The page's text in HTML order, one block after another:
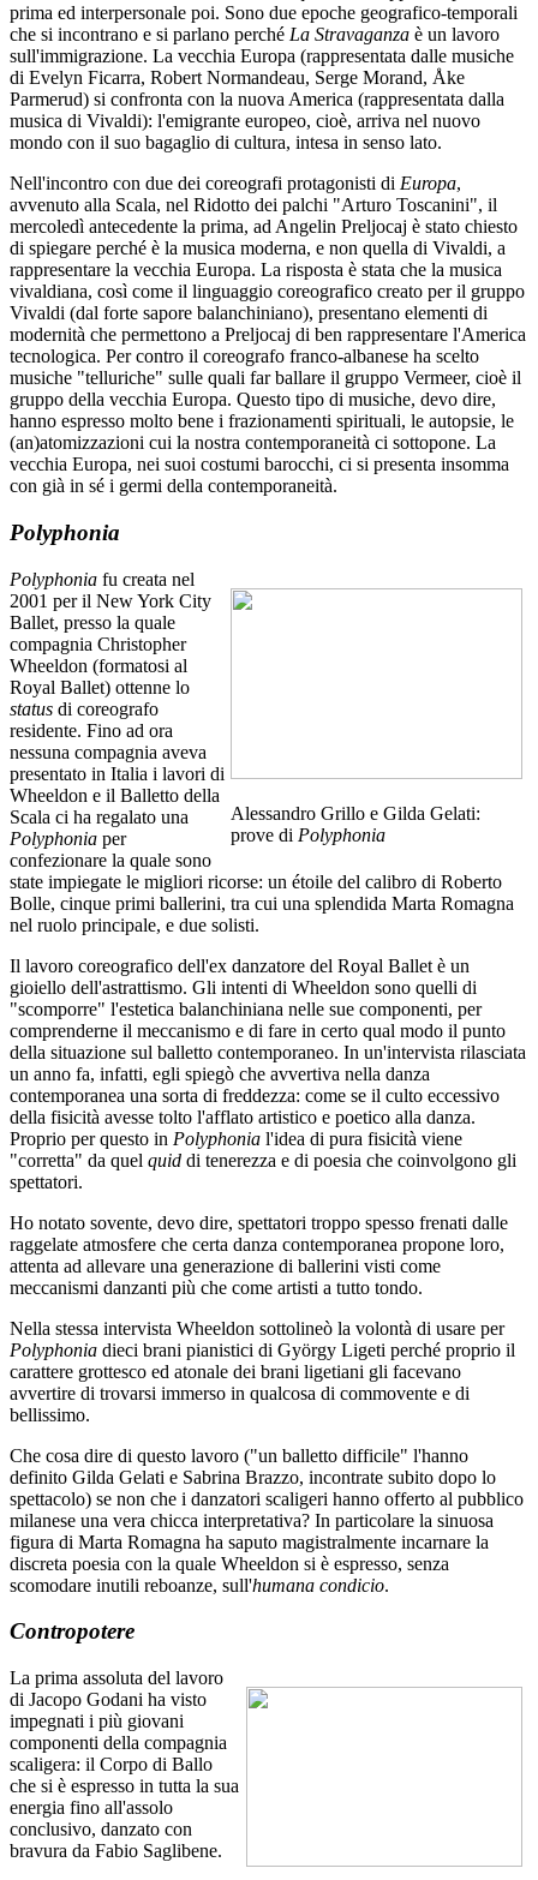
prima ed interpersonale poi. Sono due epoche geografico-temporali
che si incontrano e si parlano perché La Stravaganza è un lavoro
sull'immigrazione. La vecchia Europa (rappresentata dalle musiche
di Evelyn Ficarra, Robert Normandeau, Serge Morand, Åke
Parmerud) si confronta con la nuova America (rappresentata dalla
musica di Vivaldi): l'emigrante europeo, cioè, arriva nel nuovo
mondo con il suo bagaglio di cultura, intesa in senso lato.
Nell'incontro con due dei coreografi protagonisti di Europa,
avvenuto alla Scala, nel Ridotto dei palchi "Arturo Toscanini", il
mercoledì antecedente la prima, ad Angelin Preljocaj è stato chiesto
di spiegare perché è la musica moderna, e non quella di Vivaldi, a
rappresentare la vecchia Europa. La risposta è stata che la musica
vivaldiana, così come il linguaggio coreografico creato per il gruppo
Vivaldi (dal forte sapore balanchiniano), presentano elementi di
modernità che permettono a Preljocaj di ben rappresentare l'America
tecnologica. Per contro il coreografo franco-albanese ha scelto
musiche "telluriche" sulle quali far ballare il gruppo Vermeer, cioè il
gruppo della vecchia Europa. Questo tipo di musiche, devo dire,
hanno espresso molto bene i frazionamenti spirituali, le autopsie, le
(an)atomizzazioni cui la nostra contemporaneità ci sottopone. La
vecchia Europa, nei suoi costumi barocchi, ci si presenta insomma
con già in sé i germi della contemporaneità.
Polyphonia
Alessandro Grillo e Gilda Gelati:
prove di Polyphonia
Polyphonia fu creata nel
2001 per il New York City
Ballet, presso la quale
compagnia Christopher
Wheeldon (formatosi al
Royal Ballet) ottenne lo
status di coreografo
residente. Fino ad ora
nessuna compagnia aveva
presentato in Italia i lavori di
Wheeldon e il Balletto della
Scala ci ha regalato una
Polyphonia per
confezionare la quale sono
state impiegate le migliori ricorse: un étoile del calibro di Roberto
Bolle, cinque primi ballerini, tra cui una splendida Marta Romagna
nel ruolo principale, e due solisti.
Il lavoro coreografico dell'ex danzatore del Royal Ballet è un
gioiello dell'astrattismo. Gli intenti di Wheeldon sono quelli di
"scomporre" l'estetica balanchiniana nelle sue componenti, per
comprenderne il meccanismo e di fare in certo qual modo il punto
della situazione sul balletto contemporaneo. In un'intervista rilasciata
un anno fa, infatti, egli spiegò che avvertiva nella danza
contemporanea una sorta di freddezza: come se il culto eccessivo
della fisicità avesse tolto l'afflato artistico e poetico alla danza.
Proprio per questo in Polyphonia l'idea di pura fisicità viene
"corretta" da quel quid di tenerezza e di poesia che coinvolgono gli
spettatori.
Ho notato sovente, devo dire, spettatori troppo spesso frenati dalle
raggelate atmosfere che certa danza contemporanea propone loro,
attenta ad allevare una generazione di ballerini visti come
meccanismi danzanti più che come artisti a tutto tondo.
Nella stessa intervista Wheeldon sottolineò la volontà di usare per
Polyphonia dieci brani pianistici di György Ligeti perché proprio il
carattere grottesco ed atonale dei brani ligetiani gli facevano
avvertire di trovarsi immerso in qualcosa di commovente e di
bellissimo.
Che cosa dire di questo lavoro ("un balletto difficile" l'hanno
definito Gilda Gelati e Sabrina Brazzo, incontrate subito dopo lo
spettacolo) se non che i danzatori scaligeri hanno offerto al pubblico
milanese una vera chicca interpretativa? In particolare la sinuosa
figura di Marta Romagna ha saputo magistralmente incarnare la
discreta poesia con la quale Wheeldon si è espresso, senza
scomodare inutili reboanze, sull'humana condicio.
Contropotere
La prima assoluta del lavoro
di Jacopo Godani ha visto
impegnati i più giovani
componenti della compagnia
scaligera: il Corpo di Ballo
che si è espresso in tutta la sua
energia fino all'assolo
conclusivo, danzato con
bravura da Fabio Saglibene.